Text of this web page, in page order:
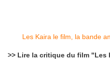
Les Kaira le film, la bande
>> Lire la critique du film "Les